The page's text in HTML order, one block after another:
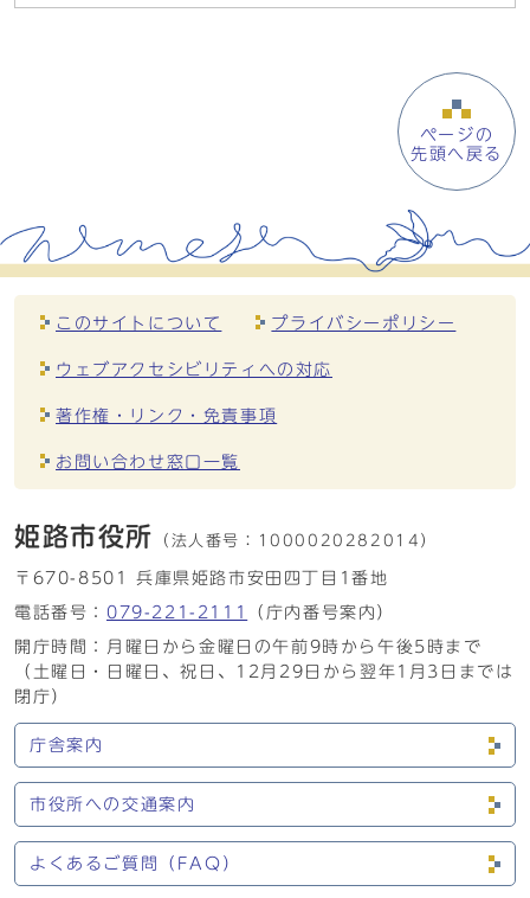
ページの
先頭へ戻る
このサイトについて プライバシーポリシー
ウェブアクセシビリティへの対応
著作権・リンク・免責事項
お問い合わせ窓口一覧
姫路市役所 （法人番号： 1000020282014）
〒670-8501 兵庫県姫路市安田四丁目1番地
電話番号： 079-221-2111
（庁内番号案内）
開庁時間：月曜日から金曜日の午前9時から午後5時まで
（土曜日・日曜日、祝日、12月29日から翌年1月3日までは
閉庁）
庁舎案内
市役所への交通案内
よくあるご質問（FAQ）